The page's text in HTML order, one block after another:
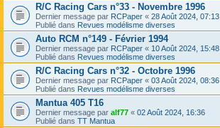
R/C Racing Cars n°33 - Novembre 1996
Dernier message par RCPaper « 28 Août 2024, 07:13
Publié dans Revues modélisme diverses
Auto RCM n°149 - Février 1994
Dernier message par RCPaper « 10 Août 2024, 15:48
Publié dans Revues modélisme diverses
R/C Racing Cars n°32 - Octobre 1996
Dernier message par RCPaper « 03 Août 2024, 08:36
Publié dans Revues modélisme diverses
Mantua 405 T16
Dernier message par alf77 « 02 Août 2024, 16:36
Publié dans TT Mantua